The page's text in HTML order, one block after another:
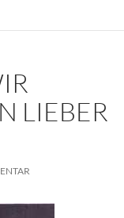
LIEBER